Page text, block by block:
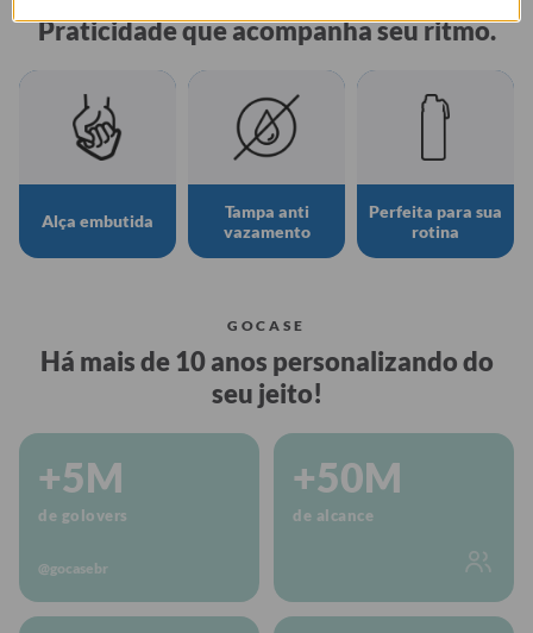
Praticidade que acompanha seu ritmo.
Alça embutida
Tampa anti
vazamento
Perfeita para sua
rotina
GOCASE
Há mais de 10 anos personalizando do
seu jeito!
+5M
de golovers
@gocasebr
+50M
de alcance